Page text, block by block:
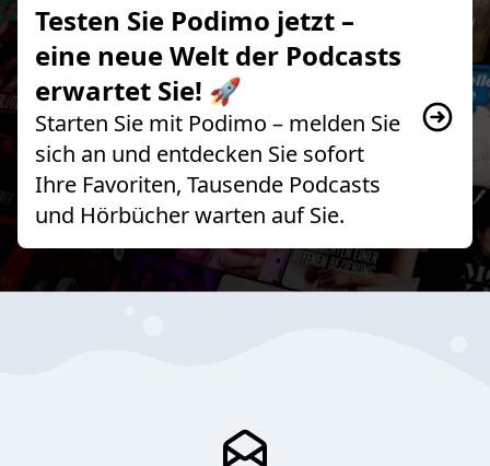
Testen Sie Podimo jetzt –
eine neue Welt der Podcasts
erwartet Sie! 🚀
Starten Sie mit Podimo – melden Sie
sich an und entdecken Sie sofort
Ihre Favoriten, Tausende Podcasts
und Hörbücher warten auf Sie.